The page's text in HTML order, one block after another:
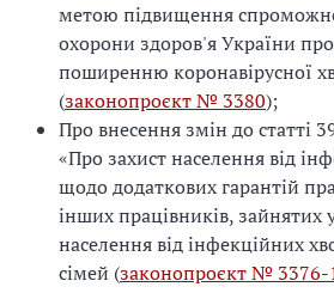
метою підвищення
охорони здоров'я України
поширенню коронавірусної
(законопроєкт № 3380);
Про внесення змін до статті
«Про захист населення від
щодо додаткових гарантій
інших працівників, зайнятих
населення від інфекційних
сімей (законопроєкт № 3376-